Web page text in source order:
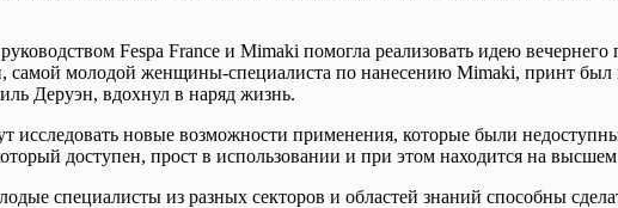
Fespa France и Mimaki помогла реализовать идею
самой молодой женщины-специалиста по нанесению Mimaki, принт
Деруэн, вдохнул в наряд жизнь.
исследовать новые возможности применения, которые были
доступен, прост в использовании и при этом находится на высшем
специалисты из разных секторов и областей знаний способны